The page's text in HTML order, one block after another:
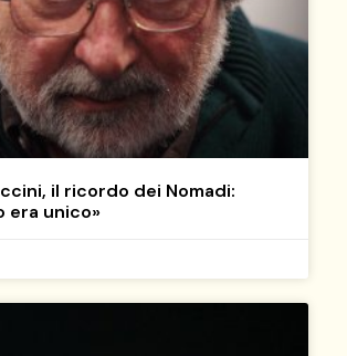
il ricordo dei Nomadi:
era unico»